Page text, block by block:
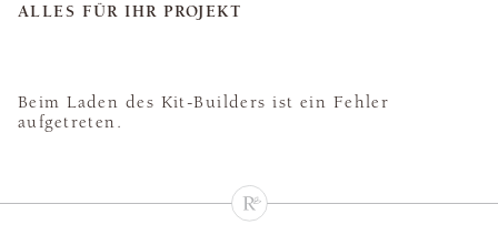
ALLES FÜR IHR PROJEKT
Beim Laden des Kit-Builders ist ein Fehler
aufgetreten.